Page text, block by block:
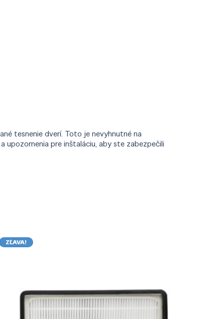
tesnenie dverí. Toto je nevyhnutné na
upozornenia pre inštaláciu, aby ste zabezpečili
ZĽAVA!